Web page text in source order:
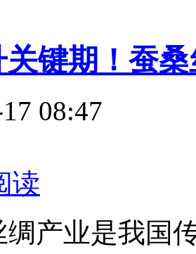
键期！蚕
08:47
读
绸产业是我国